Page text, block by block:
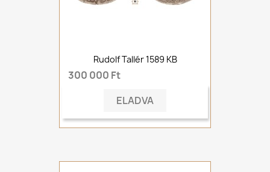
Rudolf Tallér 1589 KB
300 000 Ft
ELADVA